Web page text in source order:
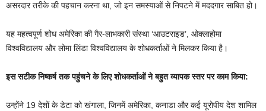
असरदार तरीके की पहचान करना था, जो इन समस्याओं से निपटने में मददगार साबित हो।
यह महत्वपूर्ण शोध अमेरिका की गैर-लाभकारी संस्था ‘आउटराइड’, ओक्लाहोमा
विश्वविद्यालय और लोमा लिंडा विश्वविद्यालय के शोधकर्ताओं ने मिलकर किया है।
इस सटीक निष्कर्ष तक पहुंचने के लिए शोधकर्ताओं ने बहुत व्यापक स्तर पर काम किया:
उन्होंने 19 देशों के डेटा को खंगाला, जिनमें अमेरिका, कनाडा और कई यूरोपीय देश शामिल